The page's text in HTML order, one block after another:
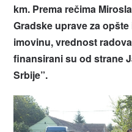
km. Prema rečima
Gradske uprave za
imovinu, vrednost
finansirani su od strane
Srbije”.